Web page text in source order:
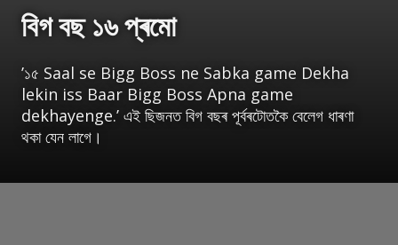
বিগ বছ ১৬ প্ৰমো
’১৫ Saal se Bigg Boss ne Sabka game Dekha
lekin iss Baar Bigg Boss Apna game
dekhayenge.’ এই ছিজনত বিগ বছৰ পূৰ্বৰটোতকৈ বেলেগ ধাৰণা
থকা যেন লাগে।